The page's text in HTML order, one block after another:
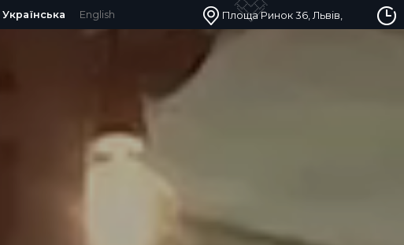
Українська English Площа Ринок 36, Львів,